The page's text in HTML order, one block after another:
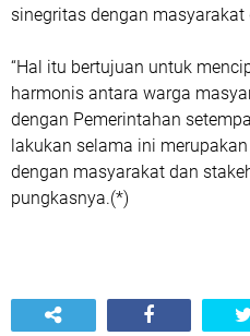
sinegritas dengan
“Hal itu bertujuan untuk
harmonis antara warga
dengan Pemerintahan
lakukan selama ini
dengan masyarakat dan
pungkasnya.(*)